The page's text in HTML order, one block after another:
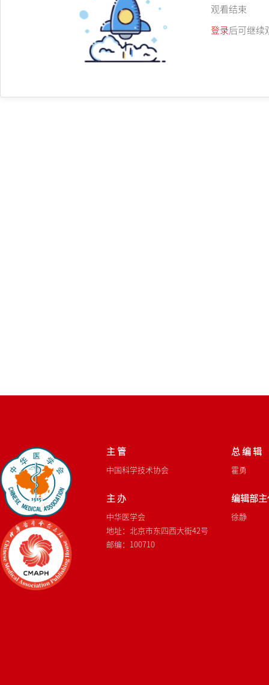
观看结束
登录后可继续
主 管
中国科学技术协会
主 办
中华医学会
地址：北京市东四西大街42号
邮编：100710
总 编 辑
霍勇
编辑部
徐静